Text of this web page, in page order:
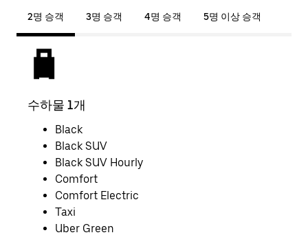
2명 승객 3명 승객 4명 승객 5명 이상 승객
수하물 1개
Black
Black SUV
Black SUV Hourly
Comfort
Comfort Electric
Taxi
Uber Green